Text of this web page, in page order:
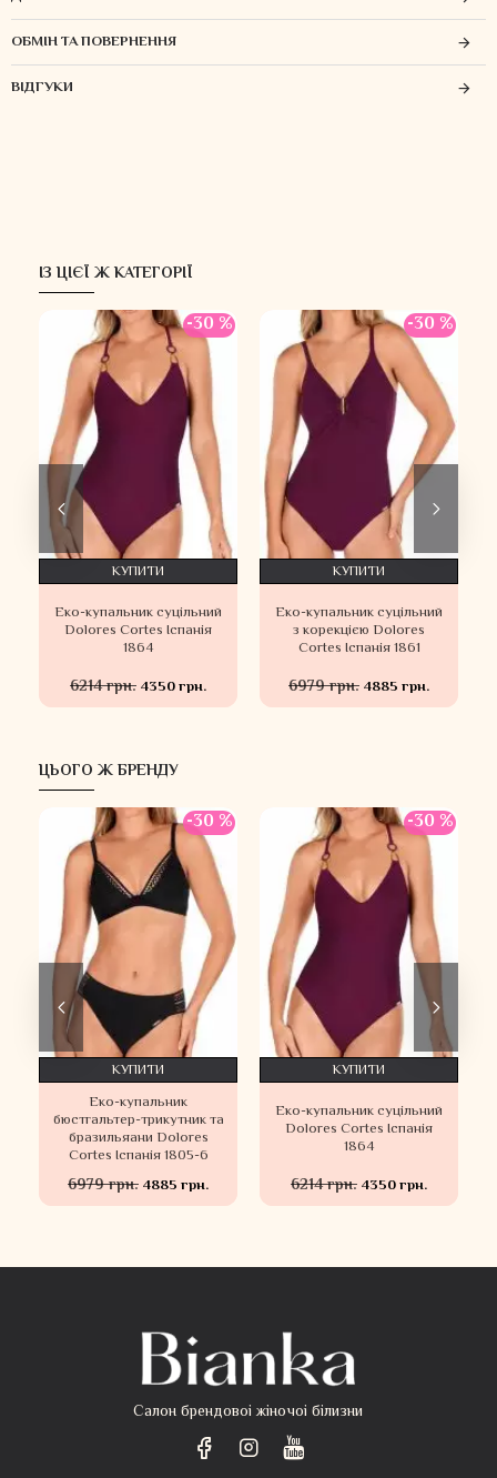
ОБМІН ТА ПОВЕРНЕННЯ
ВІДГУКИ
ІЗ ЦІЄЇ Ж КАТЕГОРІЇ
-30 %
Еко-купальник суцільний
Dolores Cortes Іспанія
1864
6214 грн. 4350 грн.
КУПИТИ
-30 %
Еко-купальник суцільний
з корекцією Dolores
Cortes Іспанія 1861
6979 грн. 4885 грн.
КУПИТИ
ЦЬОГО Ж БРЕНДУ
-30 %
Еко-купальник
бюстгальтер-трикутник та
бразильяани Dolores
Cortes Іспанія 1805-6
6979 грн. 4885 грн.
КУПИТИ
-30 %
Еко-купальник суцільний
Dolores Cortes Іспанія
1864
6214 грн. 4350 грн.
КУПИТИ
Салон брендовоі жіночоі білизни